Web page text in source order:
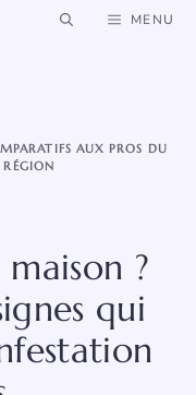
MENU
AUX PROS DU
?
qui